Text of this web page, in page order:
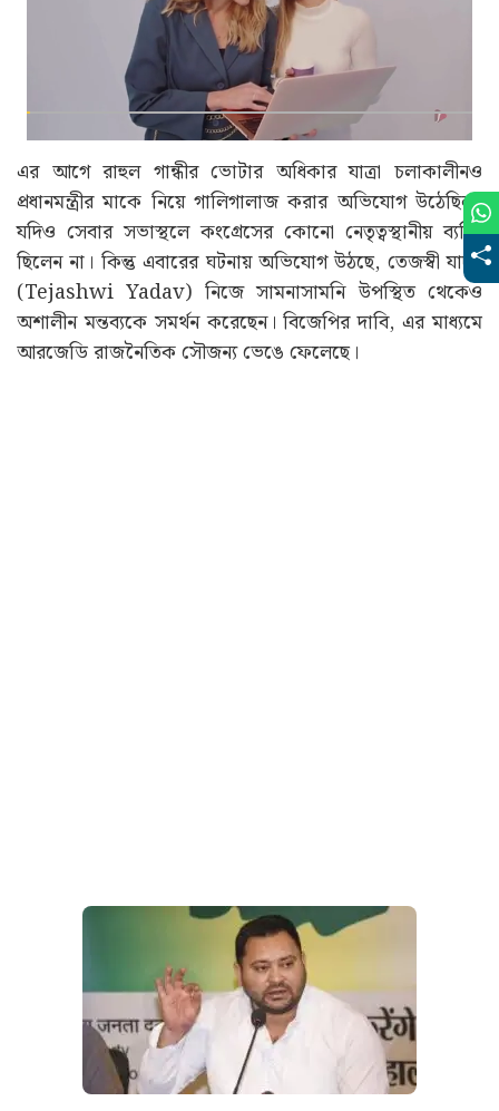
এর আগে রাহুল গান্ধীর ভোটার অধিকার যাত্রা চলাকালীনও
প্রধানমন্ত্রীর মাকে নিয়ে গালিগালাজ করার অভিযোগ উঠেছিল।
যদিও সেবার সভাস্থলে কংগ্রেসের কোনো নেতৃত্বস্থানীয় ব্যক্তি
ছিলেন না। কিন্তু এবারের ঘটনায় অভিযোগ উঠছে, তেজস্বী যাদব
(Tejashwi Yadav) নিজে সামনাসামনি উপস্থিত থেকেও
অশালীন মন্তব্যকে সমর্থন করেছেন। বিজেপির দাবি, এর মাধ্যমে
আরজেডি রাজনৈতিক সৌজন্য ভেঙে ফেলেছে।